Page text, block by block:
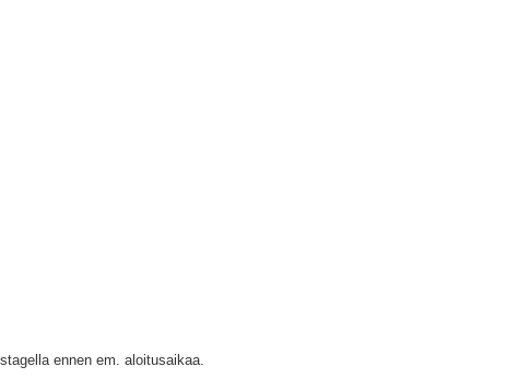
ennen em. aloitusaikaa.